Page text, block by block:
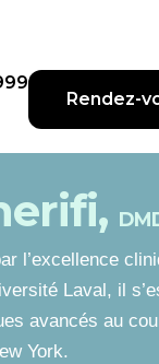
Rendez-
l’excellence
Laval, il
avancés au
York.